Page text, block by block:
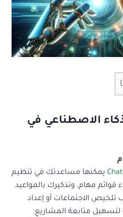
]
الاصطناعي في
يمكنها مساعدتك في تنظيم
قوائم مهام، وتذكيرك بالمواعيد
الاجتماعات أو إعداد
متابعة المشاريع.